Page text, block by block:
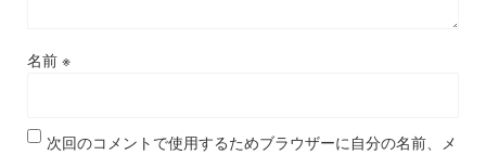
名前 ※
次回のコメントで使用するためブラウザーに自分の名前、メ